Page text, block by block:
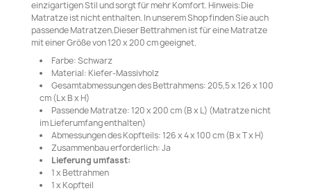
einzigartigen Stil und sorgt für mehr Komfort. Hinweis:Die
Matratze ist nicht enthalten. In unserem Shop finden Sie auch
passende Matratzen.Dieser Bettrahmen ist für eine Matratze
mit einer Größe von 120 x 200 cm geeignet.
Farbe: Schwarz
Material: Kiefer-Massivholz
Gesamtabmessungen des Bettrahmens: 205,5 x 126 x 100
cm (L x B x H)
Passende Matratze: 120 x 200 cm (B x L) (Matratze nicht
im Lieferumfang enthalten)
Abmessungen des Kopfteils: 126 x 4 x 100 cm (B x T x H)
Zusammenbau erforderlich: Ja
Lieferung umfasst:
1 x Bettrahmen
1 x Kopfteil